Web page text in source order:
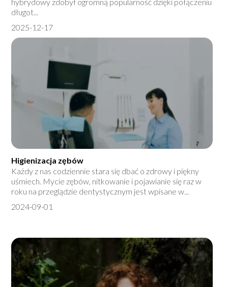
długot...
2025-12-17
Higienizacja zębów
Każdy z nas codziennie stara się dbać o zdrowy i piękny
uśmiech. Mycie zębów, nitkowanie i pojawianie się raz w
roku na przeglądzie dentystycznym jest wpisane w...
2024-09-01